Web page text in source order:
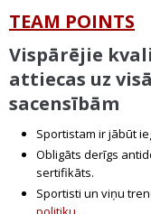
TEAM POINTS
Vispārējie
attiecas uz
sacensībām
Sportistam ir jābūt
Obligāts derīgs
sertifikāts.
Sportisti un viņu